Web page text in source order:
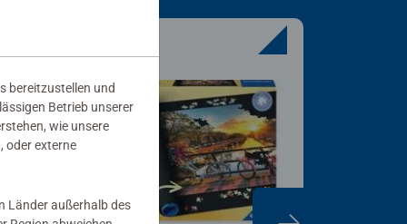
bereitzustellen und
Betrieb unserer
wie unsere
oder externe
Länder außerhalb des